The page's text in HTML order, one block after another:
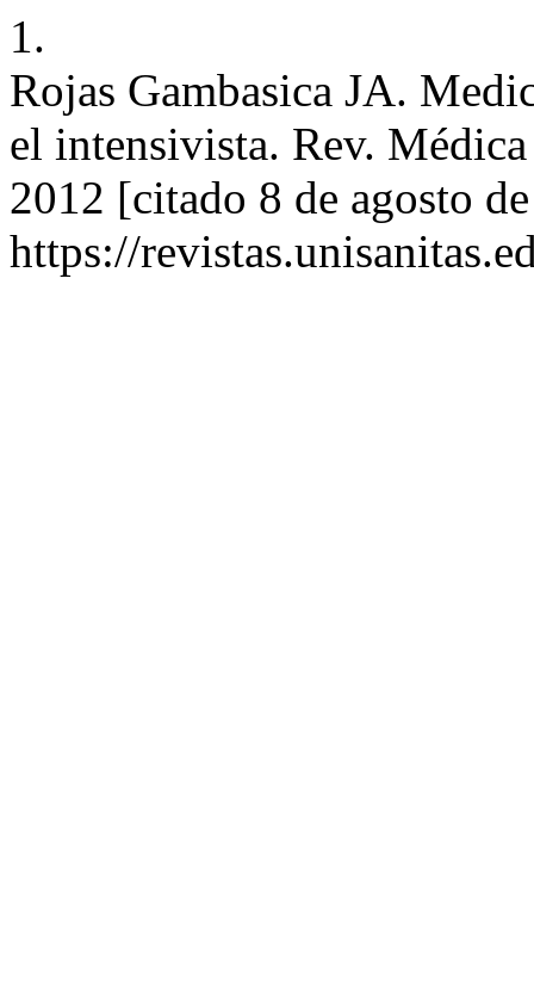
1.
Rojas Gambasica JA.
el intensivista. Rev.
2012 [citado 8 de agosto
https://